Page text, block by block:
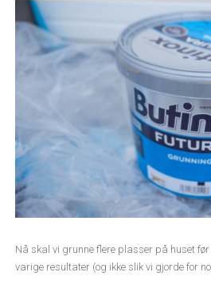
Nå skal vi grunne flere plasser på huset
varige resultater (og ikke slik vi gjorde for